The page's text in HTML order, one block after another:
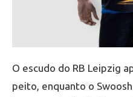
O escudo do RB Leipzig
peito, enquanto o